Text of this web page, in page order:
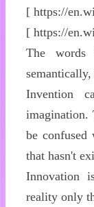
[ https://
[ https://
The words
Invention
imagination.
be confused
that hasn't
Innovation
reality only